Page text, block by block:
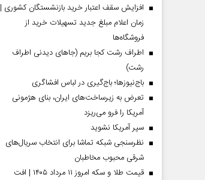
افزایش سقف اعتبار خرید بازنشستگان کشوری |
زمان اعلام مبلغ جدید تسهیلات خرید از
فروشگاه‌ها
اطراف رشت کجا بریم (جاهای دیدنی اطراف
رشت)
باج‌نیوزها؛ باج‌گیری در لباس افشاگری
تعرض به زیرساخت‌های ایران، بنای هژمونی
آمریکا را فرو می‌ریزد
سپر آمریکا نشوید
نظرسنجی شبکه تماشا برای انتخاب سریال‌های
شرقی محبوب مخاطبان
قیمت طلا و سکه امروز ۱۱ مرداد ۱۴۰۵ | افت